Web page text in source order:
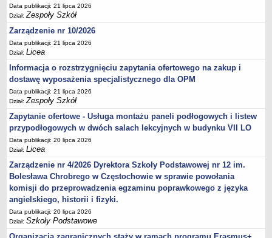
Data publikacji: 21 lipca 2026
Dział:Zespoły Szkół
Zarządzenie nr 10/2026
Data publikacji: 21 lipca 2026
Dział:Licea
Informacja o rozstrzygnięciu zapytania ofertowego na zakup i
dostawę wyposażenia specjalistycznego dla OPM
Data publikacji: 21 lipca 2026
Dział:Zespoły Szkół
Zapytanie ofertowe - Usługa montażu paneli podłogowych i listew
przypodłogowych w dwóch salach lekcyjnych w budynku VII LO
Data publikacji: 20 lipca 2026
Dział:Licea
Zarządzenie nr 4/2026 Dyrektora Szkoły Podstawowej nr 12 im.
Bolesława Chrobrego w Częstochowie w sprawie powołania
komisji do przeprowadzenia egzaminu poprawkowego z języka
angielskiego, historii i fizyki.
Data publikacji: 20 lipca 2026
Dział:Szkoły Podstawowe